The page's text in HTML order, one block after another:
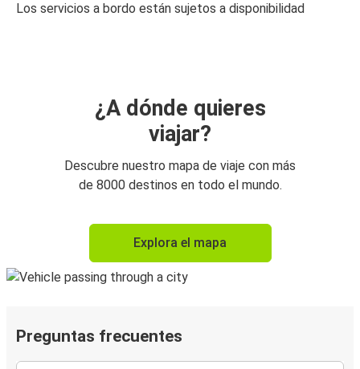
Los servicios a bordo están sujetos a disponibilidad
¿A dónde quieres
viajar?
Descubre nuestro mapa de viaje con más
de 8000 destinos en todo el mundo.
Explora el mapa
Preguntas frecuentes